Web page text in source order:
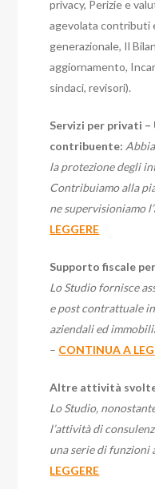
privacy, Perizie e
agevolata contributi
generazionale, Il
aggiornamento,
sindaci, revisori).
Servizi per privati
contribuente:
la protezione degli
Contribuiamo alla
ne supervisioniamo
LEGGERE
Supporto fiscale
Lo Studio fornisce
e post contrattuale
aziendali ed
– CONTINUA A
Altre attività
Lo Studio,
l’attività di
una serie di funzioni
LEGGERE